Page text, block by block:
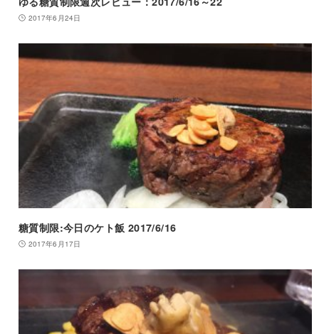
2017年6月24日
糖質制限:今日のケト飯 2017/6/16
2017年6月17日